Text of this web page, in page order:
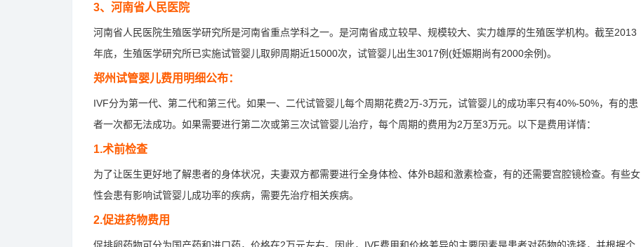
3、河南省人民医院
河南省人民医院生殖医学研究所是河南省重点学科之一。是河南省成立较早、规模较大、实力雄厚的生殖医学机构。截至2013
年底，生殖医学研究所已实施试管婴儿取卵周期近15000次，试管婴儿出生3017例(妊娠期尚有2000余例)。
郑州试管婴儿费用明细公布：
IVF分为第一代、第二代和第三代。如果一、二代试管婴儿每个周期花费2万-3万元，试管婴儿的成功率只有40%-50%，有的患
者一次都无法成功。如果需要进行第二次或第三次试管婴儿治疗，每个周期的费用为2万至3万元。以下是费用详情：
1.术前检查
为了让医生更好地了解患者的身体状况，夫妻双方都需要进行全身体检、体外B超和激素检查，有的还需要宫腔镜检查。有些女
性会患有影响试管婴儿成功率的疾病，需要先治疗相关疾病。
2.促进药物费用